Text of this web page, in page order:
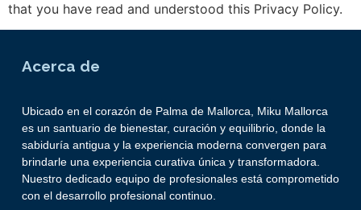
that you have read and understood this Privacy Policy.
Acerca de
Ubicado en el corazón de Palma de Mallorca, Miku Mallorca
es un santuario de bienestar, curación y equilibrio, donde la
sabiduría antigua y la experiencia moderna convergen para
brindarle una experiencia curativa única y transformadora.
Nuestro dedicado equipo de profesionales está comprometido
con el desarrollo profesional continuo.